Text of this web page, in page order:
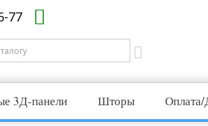
77
3Д-панели Шторы Оплата/